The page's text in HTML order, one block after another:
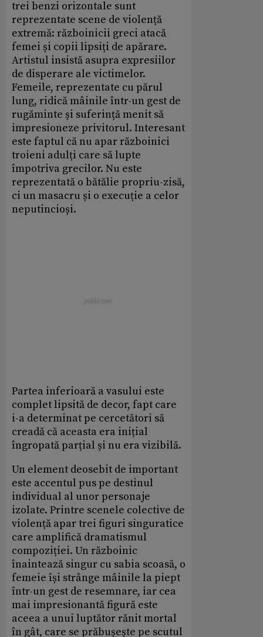
trei benzi orizontale sunt
reprezentate scene de violență
extremă: războinicii greci atacă
femei și copii lipsiți de apărare.
Artistul insistă asupra expresiilor
de disperare ale victimelor.
Femeile, reprezentate cu părul
lung, ridică mâinile într-un gest de
rugăminte și suferință menit să
impresioneze privitorul. Interesant
este faptul că nu apar războinici
troieni adulți care să lupte
împotriva grecilor. Nu este
reprezentată o bătălie propriu-zisă,
ci un masacru și o execuție a celor
neputincioși.
Partea inferioară a vasului este
complet lipsită de decor, fapt care
i-a determinat pe cercetători să
creadă că aceasta era inițial
îngropată parțial și nu era vizibilă.
Un element deosebit de important
este accentul pus pe destinul
individual al unor personaje
izolate. Printre scenele colective de
violență apar trei figuri singuratice
care amplifică dramatismul
compoziției. Un războinic
înaintează singur cu sabia scoasă, o
femeie își strânge mâinile la piept
într-un gest de resemnare, iar cea
mai impresionantă figură este
aceea a unui luptător rănit mortal
în gât, care se prăbușește pe scutul